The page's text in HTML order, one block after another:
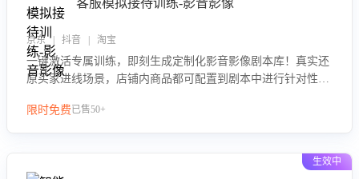
客服模拟接待训练-影音影像
京东 | 抖音 | 淘宝
一键激活专属训练，即刻生成定制化影音影像剧本库！真实还
原买家进线场景，店铺内商品都可配置到剧本中进行针对性训
即开通”，快速获取影音影像类目剧本，一键开启客服培训。
限时免费已售50+
生效中